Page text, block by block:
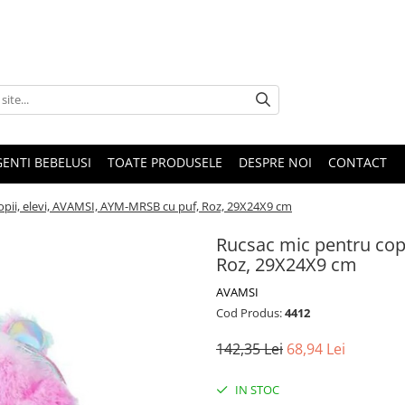
BEBELUSI TOATE PRODUSELE DESPRE NOI CONTACT
elevi, AVAMSI, AYM-MRSB cu puf, Roz, 29X24X9 cm
Rucsac mic pentru
Roz, 29X24X9 cm
AVAMSI
Cod Produs:4412
142,35 Lei 68,94 Lei
IN STOC